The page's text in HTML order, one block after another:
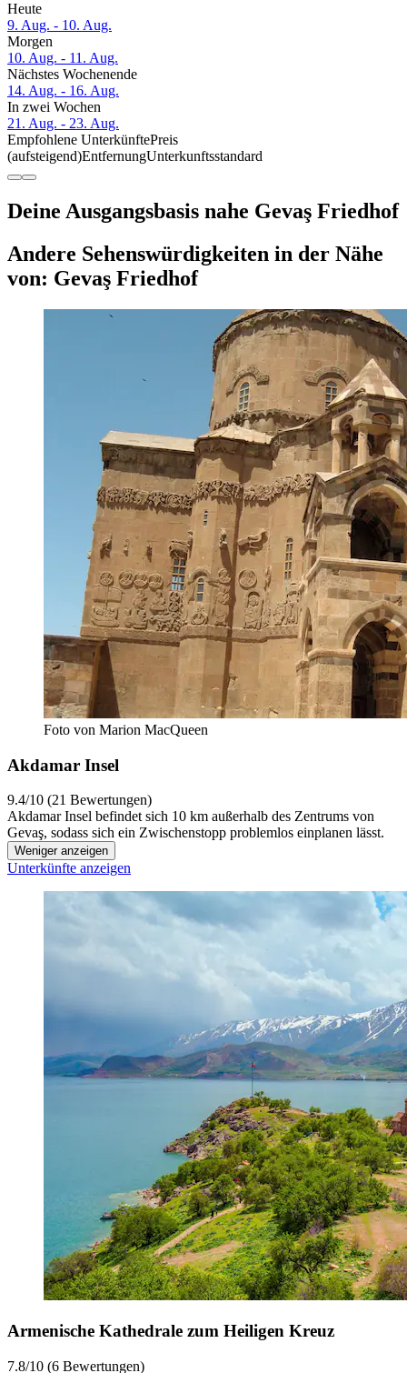
Heute
9. Aug. - 10. Aug.
Morgen
10. Aug. - 11. Aug.
Nächstes Wochenende
14. Aug. - 16. Aug.
In zwei Wochen
21. Aug. - 23. Aug.
Empfohlene UnterkünftePreis
(aufsteigend)EntfernungUnterkunftsstandard
Deine Ausgangsbasis nahe Gevaş Friedhof
Andere Sehenswürdigkeiten in der Nähe
von: Gevaş Friedhof
Foto von Marion MacQueen
Akdamar Insel
9.4/10 (21 Bewertungen)
Akdamar Insel befindet sich 10 km außerhalb des Zentrums von
Gevaş, sodass sich ein Zwischenstopp problemlos einplanen lässt.
Weniger anzeigen
Unterkünfte anzeigen
Armenische Kathedrale zum Heiligen Kreuz
7.8/10 (6 Bewertungen)